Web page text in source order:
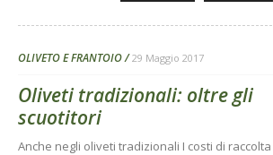
OLIVETO E FRANTOIO 29 Maggio 2017
Oliveti tradizionali: oltre gli
scuotitori
Anche negli oliveti tradizionali I costi di